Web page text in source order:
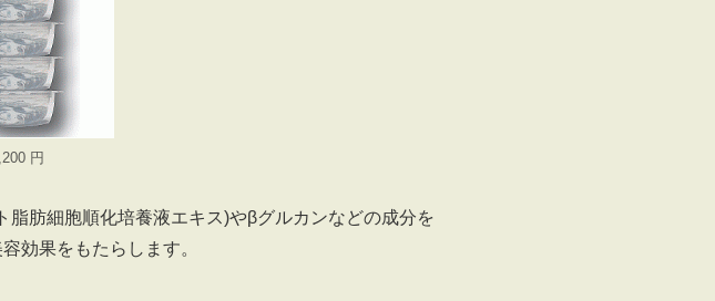
円
肪細胞順化培養液エキス)やβグルカンなどの成分を
効果をもたらします。